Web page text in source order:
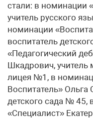
стали: в номинации
учитель русского
номинации
воспитатель
«Педагогический
Шкадрович, учитель
лицея №1, в
Воспитатель» Ольга
детского сада № 45,
«Специалист»